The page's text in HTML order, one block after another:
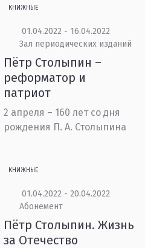
КНИЖНЫЕ
01.04.2022 - 16.04.2022
Зал периодических изданий
Пётр Столыпин –
реформатор и
патриот
2 апреля – 160 лет со дня
рождения П. А. Столыпина
КНИЖНЫЕ
01.04.2022 - 20.04.2022
Абонемент
Пётр Столыпин. Жизнь
за Отечество